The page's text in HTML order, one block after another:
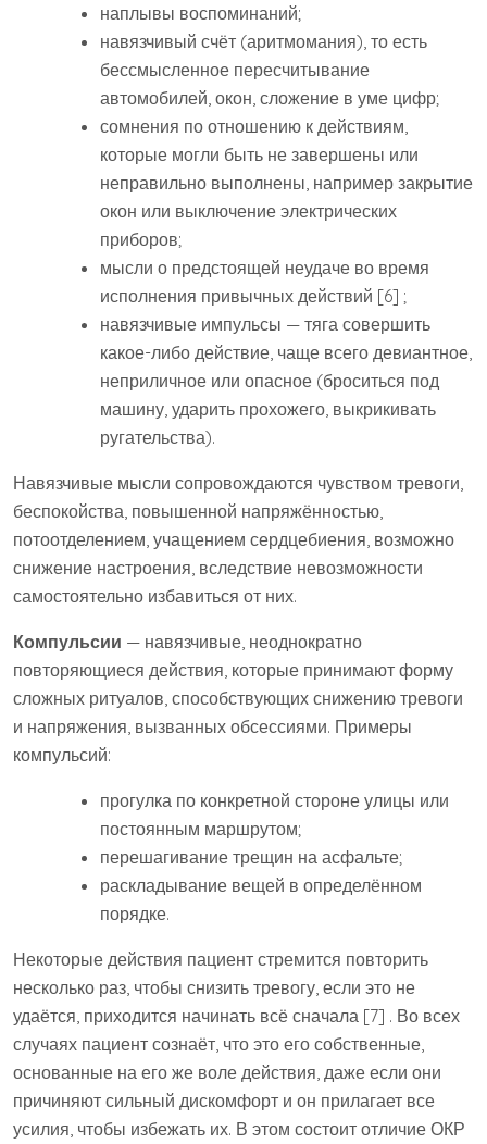
наплывы воспоминаний;
навязчивый счёт (аритмомания), то есть
бессмысленное пересчитывание
автомобилей, окон, сложение в уме цифр;
сомнения по отношению к действиям,
которые могли быть не завершены или
неправильно выполнены, например закрытие
окон или выключение электрических
приборов;
мысли о предстоящей неудаче во время
исполнения привычных действий [6] ;
навязчивые импульсы — тяга совершить
какое-либо действие, чаще всего девиантное,
неприличное или опасное (броситься под
машину, ударить прохожего, выкрикивать
ругательства).
Навязчивые мысли сопровождаются чувством тревоги,
беспокойства, повышенной напряжённостью,
потоотделением, учащением сердцебиения, возможно
снижение настроения, вследствие невозможности
самостоятельно избавиться от них.
Компульсии — навязчивые, неоднократно
повторяющиеся действия, которые принимают форму
сложных ритуалов, способствующих снижению тревоги
и напряжения, вызванных обсессиями. Примеры
компульсий:
прогулка по конкретной стороне улицы или
постоянным маршрутом;
перешагивание трещин на асфальте;
раскладывание вещей в определённом
порядке.
Некоторые действия пациент стремится повторить
несколько раз, чтобы снизить тревогу, если это не
удаётся, приходится начинать всё сначала [7] . Во всех
случаях пациент сознаёт, что это его собственные,
основанные на его же воле действия, даже если они
причиняют сильный дискомфорт и он прилагает все
усилия, чтобы избежать их. В этом состоит отличие ОКР